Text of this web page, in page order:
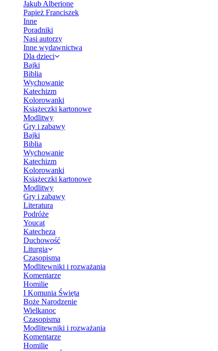
Jakub Alberione
Papież Franciszek
Inne
Poradniki
Nasi autorzy
Inne wydawnictwa
Dla dzieci
Bajki
Biblia
Wychowanie
Katechizm
Kolorowanki
Książeczki kartonowe
Modlitwy
Gry i zabawy
Bajki
Biblia
Wychowanie
Katechizm
Kolorowanki
Książeczki kartonowe
Modlitwy
Gry i zabawy
Literatura
Podróże
Youcat
Katecheza
Duchowość
Liturgia
Czasopisma
Modlitewniki i rozważania
Komentarze
Homilie
I Komunia Święta
Boże Narodzenie
Wielkanoc
Czasopisma
Modlitewniki i rozważania
Komentarze
Homilie